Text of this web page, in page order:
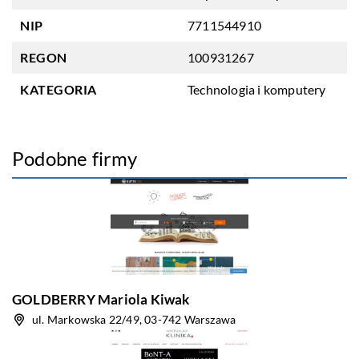
NIP 7711544910
REGON 100931267
KATEGORIA Technologia i komputery
Podobne firmy
GOLDBERRY Mariola Kiwak
ul. Markowska 22/49, 03-742 Warszawa